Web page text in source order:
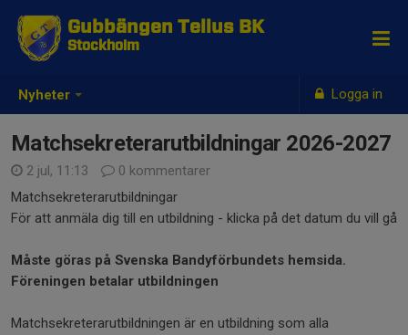
Nyheter Logga in
Gubbängen Tellus BK
Stockholm
Matchsekreterarutbildningar 2026-2027
2 jul, 11:13
0 kommentarer
Matchsekreterarutbildningar
För att anmäla dig till en utbildning - klicka på det datum du vill gå
Måste göras på Svenska Bandyförbundets hemsida.
Föreningen betalar utbildningen
Matchsekreterarutbildningen är en utbildning som alla